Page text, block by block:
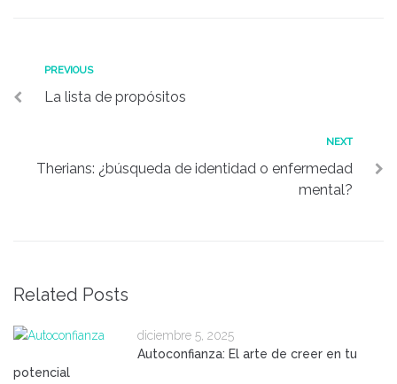
PREVIOUS
La lista de propósitos
NEXT
Therians: ¿búsqueda de identidad o enfermedad
mental?
Related Posts
diciembre 5, 2025
Autoconfianza: El arte de creer en tu
potencial